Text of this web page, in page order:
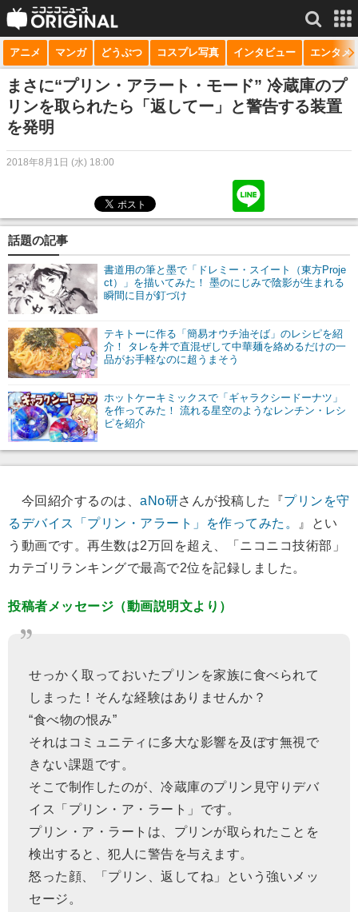
サービス一覧 もっと見る
niconico
動画
生放送
マンガ
ニコニコQ
アニメ マンガ どうぶつ コスプレ写真 インタビュー エンタメ
まさに“プリン・アラート・モード” 冷蔵庫のプ
リンを取られたら「返してー」と警告する装置
を発明
2018年8月1日 (水) 18:00
話題の記事
書道用の筆と墨で「ドレミー・スイート（東方Proje
ct）」を描いてみた！ 墨のにじみで陰影が生まれる
瞬間に目が釘づけ
テキトーに作る「簡易オウチ油そば」のレシピを紹
介！ タレを丼で直混ぜして中華麺を絡めるだけの一
品がお手軽なのに超うまそう
ホットケーキミックスで「ギャラクシードーナツ」
を作ってみた！ 流れる星空のようなレンチン・レシ
ピを紹介
今回紹介するのは、 aNo研さんが投稿した『プリンを守
るデバイス「プリン・アラート」を作ってみた。
』とい
う動画です。再生数は2万回を超え、「ニコニコ技術部」
カテゴリランキングで最高で2位を記録しました。
投稿者メッセージ（動画説明文より）
せっかく取っておいたプリンを家族に食べられて
しまった！そんな経験はありませんか？
“食べ物の恨み”
それはコミュニティに多大な影響を及ぼす無視で
きない課題です。
そこで制作したのが、冷蔵庫のプリン見守りデバ
イス「プリン・ア・ラート」です。
プリン・ア・ラートは、プリンが取られたことを
検出すると、犯人に警告を与えます。
怒った顔、「プリン、返してね」という強いメッ
セージ。